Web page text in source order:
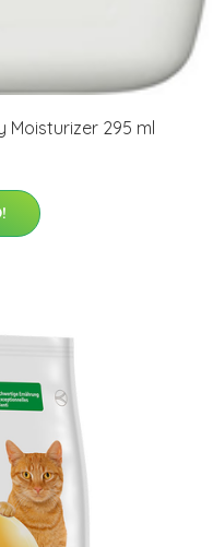
Moisturizer 295 ml